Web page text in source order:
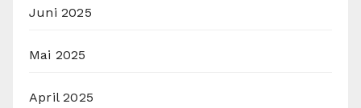
Juni 2025
Mai 2025
April 2025